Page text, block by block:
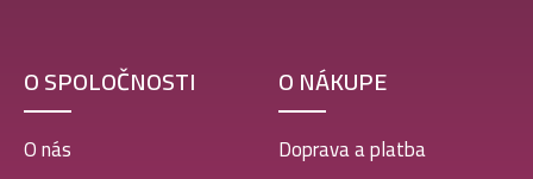
O SPOLOČNOSTI
O nás
O NÁKUPE
Doprava a platba